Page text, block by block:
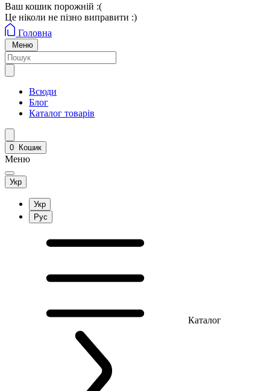
Ваш кошик порожній :(
Це ніколи не пізно виправити :)
Головна
Меню
Всюди
Блог
Каталог товарів
0 Кошик
Меню
Укр
Укр
Рус
Каталог